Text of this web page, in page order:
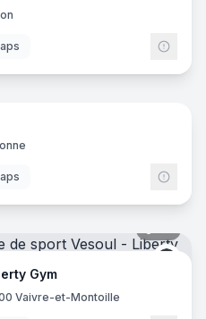
19
Gym
Vaivre-et-Montoille